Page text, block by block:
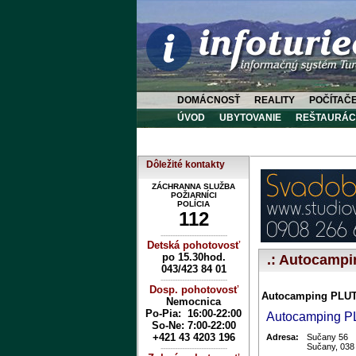
DOMÁCNOSŤ REALITY
ÚVOD
UBYTOVANIE
Dôležité kontakty
ZÁCHRANNA SLUŽBA
POŽIARNÍCI
POLÍCIA
112
----------------------------
Detská pohotovosť
po 15.30hod.
043/423 84 01
----------------------------
Dosp. pohotovosť
Nemocnica
Po-Pia: 16:00-22:00
So-Ne: 7:00-22:00
+421 43 4203 196
----------------------------
.:
Autocamping
Autocamping
Adresa:
Sučany 56
Sučany, 038